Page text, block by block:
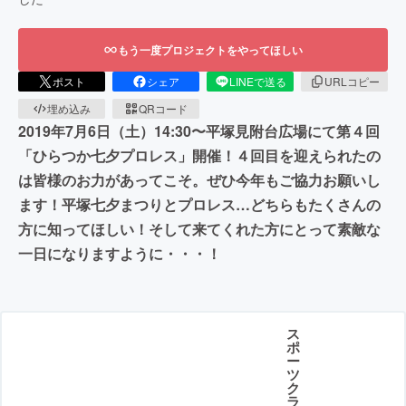
もう一度プロジェクトをやってほしい
ポスト シェア LINEで送る
URLコピー
埋め込み
QRコード
2019年7月6日（土）14:30〜平塚見附台広場にて第４回
「ひらつか七夕プロレス」開催！４回目を迎えられたの
は皆様のお力があってこそ。ぜひ今年もご協力お願いし
ます！平塚七夕まつりとプロレス…どちらもたくさんの
方に知ってほしい！そして来てくれた方にとって素敵な
一日になりますように・・・！
ス
ポ
ー
ツ
ク
ラ